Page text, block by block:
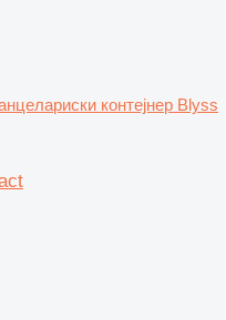
контејнер Blyss